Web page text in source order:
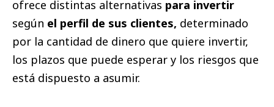
ofrece distintas alternativas para invertir
según el perfil de sus clientes, determinado
por la cantidad de dinero que quiere invertir,
los plazos que puede esperar y los riesgos que
está dispuesto a asumir.